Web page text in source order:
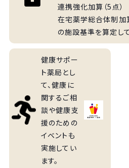
連携強化加算（5点）
在宅薬学総合体制加
の施設基準を算定して
健康サポー
ト薬局とし
て、健康に
関するご相
談や健康支
援のための
イベントも
実施してい
ます。